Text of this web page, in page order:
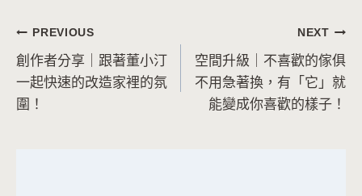
文
章
導
PREVIOUS
創作者分享｜跟著董小汀
一起快速的改造家裡的氛
圍！
NEXT
空間升級｜不喜歡的傢俱
不用急著換，有「它」就
能變成你喜歡的樣子！